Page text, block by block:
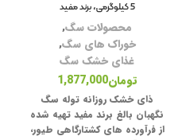
5 کیلوگرمی، برند مفید
محصولات سگ,
خوراک های سگ,
غذای خشک سگ
تومان1,877,000
ذای خشک روزانه توله سگ
نگهبان بالغ برند مفید تهیه شده
از فرآورده های کشتارگاهی طیور،